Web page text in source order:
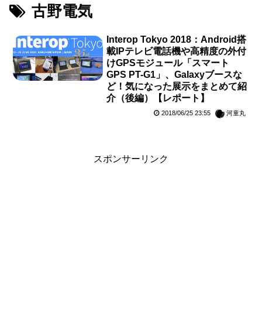
古野電気
Interop Tokyo 2018：Android搭
載IPテレビ電話機や高精度の外付
けGPSモジュール「スマート
GPS PT-G1」、Galaxyブースな
ど！気になった展示をまとめて紹
介（後編）【レポート】
2018/06/25 23:55 河童丸
スポンサーリンク